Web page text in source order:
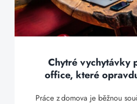
Chytré vychytávky
office, které
Práce z domova je běžnou